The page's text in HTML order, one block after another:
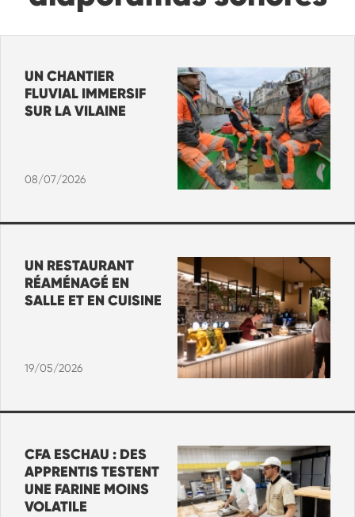
UN CHANTIER
FLUVIAL IMMERSIF
SUR LA VILAINE
08/07/2026
UN RESTAURANT
RÉAMÉNAGÉ EN
SALLE ET EN CUISINE
19/05/2026
CFA ESCHAU : DES
APPRENTIS TESTENT
UNE FARINE MOINS
VOLATILE